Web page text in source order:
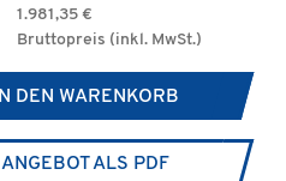
1.981,35 €
Bruttopreis (inkl. MwSt.)
IN DEN WARENKORB
ANGEBOT ALS PDF